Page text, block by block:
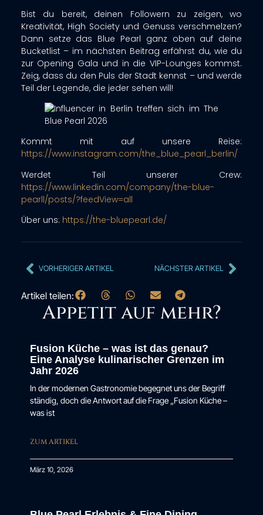
Bist du bereit, deinen Followern zu zeigen, wo
Kreativität, High Society und Genuss verschmelzen?
Dann setze das Blue Pearl ganz oben auf deine
Bucketlist – im nächsten Beitrag erfährst du, wie du
zur Opening Gala und in die VIP-Lounges kommst.
Zeig, dass du den Puls der Stadt kennst – und werde
Teil der Legende, die jeder sehen will!
Kommt mit auf unsere Reise:
https://www.instagram.com/the_blue_pearl_berlin/
Werdet Teil unserer Crew:
https://www.linkedin.com/company/the-blue-
pearll/posts/?feedView=all
Über uns: https://the-bluepearl.de/
VORHERIGER ARTIKEL NÄCHSTER ARTIKEL
Artikel teilen:
Appetit auf mehr?
Fusion Küche – was ist das genau?
Eine Analyse kulinarischer Grenzen im
Jahr 2026
In der modernen Gastronomie begegnet uns der Begriff
ständig, doch die Antwort auf die Frage „Fusion Küche –
was ist
ZUM ARTIKEL
März 10, 2026